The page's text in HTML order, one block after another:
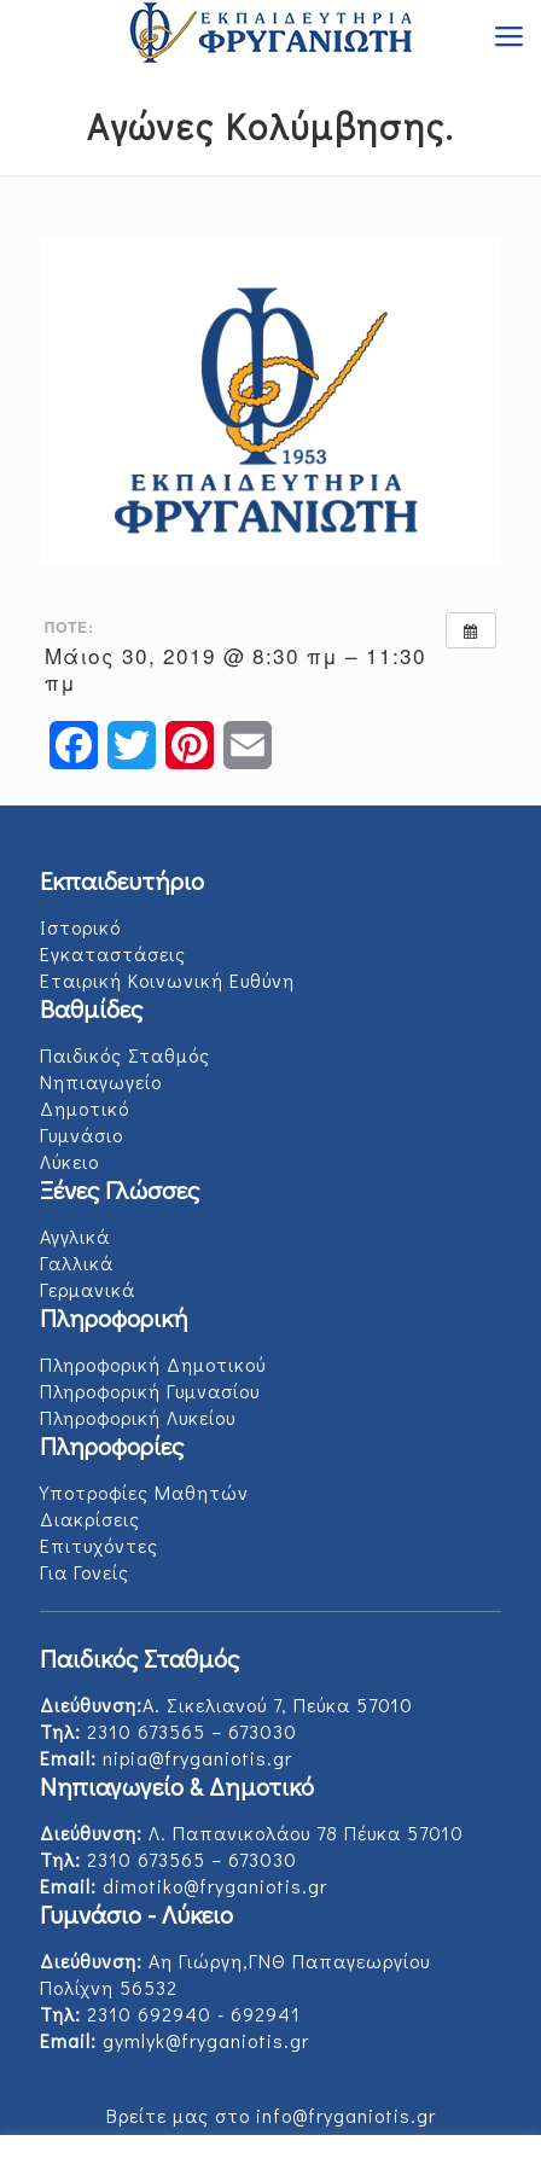
Αγώνες Κολύμβησης.
ΠΌΤΕ:
Μάιος 30, 2019 @ 8:30 πμ – 11:30
πμ
FacebookTwitter Pinterest
Εκπαιδευτήριο
Ιστορικό
Εγκαταστάσεις
Εταιρική Κοινωνική Ευθύνη
Βαθμίδες
Παιδικός Σταθμός
Νηπιαγωγείο
Δημοτικό
Γυμνάσιο
Λύκειο
Ξένες Γλώσσες
Αγγλικά
Γαλλικά
Γερμανικά
Πληροφορική
Πληροφορική Δημοτικού
Πληροφορική Γυμνασίου
Πληροφορική Λυκείου
Πληροφορίες
Υποτροφίες Μαθητών
Διακρίσεις
Επιτυχόντες
Για Γονείς
Παιδικός Σταθμός
Διεύθυνση:Α. Σικελιανού 7, Πεύκα 57010
Τηλ: 2310 673565 – 673030
Email: nipia@fryganiotis.gr
Νηπιαγωγείο & Δημοτικό
Διεύθυνση: Λ. Παπανικολάου 78 Πέυκα 57010
Τηλ: 2310 673565 – 673030
Email: dimotiko@fryganiotis.gr
Γυμνάσιο - Λύκειο
Διεύθυνση: Αη Γιώργη,ΓΝΘ Παπαγεωργίου
Πολίχνη 56532
Τηλ: 2310 692940 - 692941
Email: gymlyk@fryganiotis.gr
Βρείτε μας στο info@fryganiotis.gr